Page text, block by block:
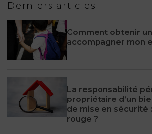
Derniers articles
Comment obtenir
accompagner mon
La responsabilité
propriétaire d’un
de mise en sécurité
rouge ?